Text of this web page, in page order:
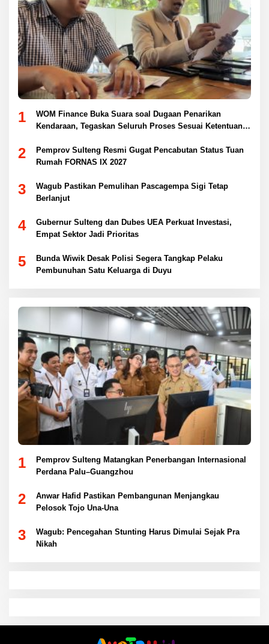
1
WOM Finance Buka Suara soal Dugaan Penarikan
Kendaraan, Tegaskan Seluruh Proses Sesuai Ketentuan
2
Pemprov Sulteng Resmi Gugat Pencabutan Status Tuan
Rumah FORNAS IX 2027
3
Wagub Pastikan Pemulihan Pascagempa Sigi Tetap
Berlanjut
4
Gubernur Sulteng dan Dubes UEA Perkuat Investasi,
Empat Sektor Jadi Prioritas
5
Bunda Wiwik Desak Polisi Segera Tangkap Pelaku
Pembunuhan Satu Keluarga di Duyu
1
Pemprov Sulteng Matangkan Penerbangan Internasional
Perdana Palu–Guangzhou
2
Anwar Hafid Pastikan Pembangunan Menjangkau
Pelosok Tojo Una-Una
3
Wagub: Pencegahan Stunting Harus Dimulai Sejak Pra
Nikah